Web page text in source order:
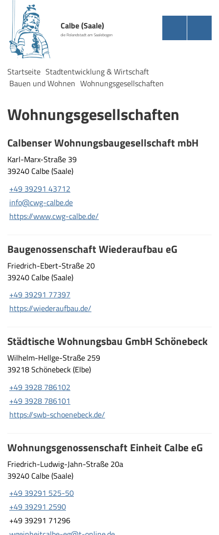
Calbe (Saale)
die Rolandstadt am Saalebogen
Startseite Stadtentwicklung & Wirtschaft
Bauen und Wohnen Wohnungsgesellschaften
Wohnungsgesellschaften
Calbenser Wohnungsbaugesellschaft mbH
Karl-Marx-Straße 39
39240 Calbe (Saale)
+49 39291 43712
info@cwg-calbe.de
https://www.cwg-calbe.de/
Baugenossenschaft Wiederaufbau eG
Friedrich-Ebert-Straße 20
39240 Calbe (Saale)
+49 39291 77397
https://wiederaufbau.de/
Städtische Wohnungsbau GmbH Schönebeck
Wilhelm-Hellge-Straße 259
39218 Schönebeck (Elbe)
+49 3928 786102
+49 3928 786101
https://swb-schoenebeck.de/
Wohnungsgenossenschaft Einheit Calbe eG
Friedrich-Ludwig-Jahn-Straße 20a
39240 Calbe (Saale)
+49 39291 525-50
+49 39291 2590
+49 39291 71296